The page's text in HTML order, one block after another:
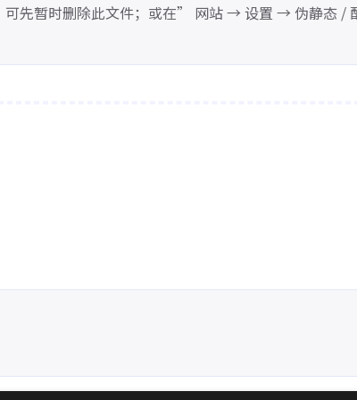
可先暂时删除此文件；或在” 网站 → 设置 → 伪静态 /